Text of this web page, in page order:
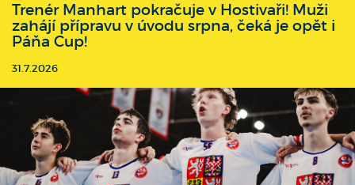
Trenér Manhart pokračuje v Hostivaři! Muži
zahájí přípravu v úvodu srpna, čeká je opět i
Páňa Cup!
31.7.2026